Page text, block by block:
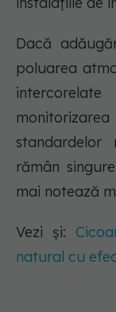
Dacă
poluarea
standardelor
rămân
mai notează
Vezi și:
natural cu